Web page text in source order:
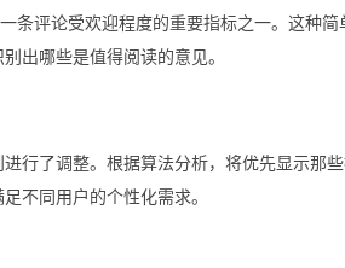
条评论受欢迎程度的重要指标之一。这种简
出哪些是值得阅读的意见。
行了调整。根据算法分析，将优先显示那
不同用户的个性化需求。